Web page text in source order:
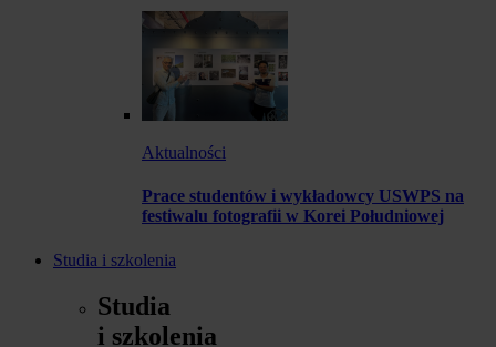
Aktualności
Prace studentów i wykładowcy USWPS na
festiwalu fotografii w Korei Południowej
Studia i szkolenia
Studia
i szkolenia